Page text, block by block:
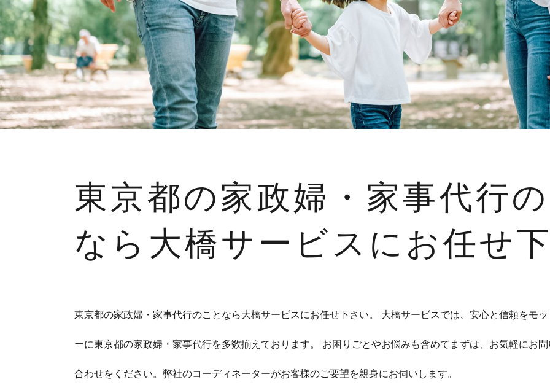
東京都の家政婦・家事代行の
なら大橋サービスにお任せ
東京都の家政婦・家事代行のことなら大橋サービスにお任せ下さい。 大橋サービスでは、安心と信頼をモッ
ーに東京都の家政婦・家事代行を多数揃えております。 お困りごとやお悩みも含めてまずは、お気軽にお問
合わせをください。弊社のコーディネーターがお客様のご要望を親身にお伺いします。